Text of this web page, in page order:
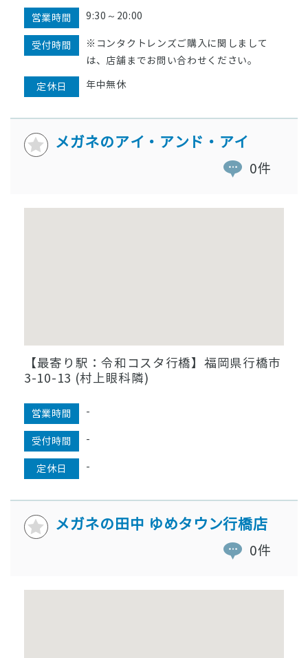
営業時間 9:30～20:00
受付時間
※コンタクトレンズご購入に関しまして
は、店舗までお問い合わせください。
定休日 年中無休
メガネのアイ・アンド・アイ
0件
【最寄り駅：令和コスタ行橋】福岡県行橋市
3-10-13 (村上眼科隣)
営業時間 -
受付時間 -
定休日 -
メガネの田中 ゆめタウン行橋店
0件